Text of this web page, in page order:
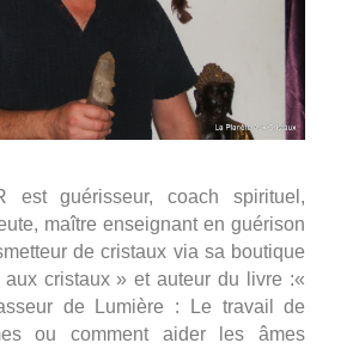
est guérisseur, coach spirituel,
maître enseignant en guérison
de cristaux via sa boutique
cristaux » et auteur du livre :«
de Lumière : Le travail de
ou comment aider les âmes